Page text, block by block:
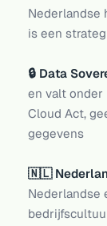
Nederlandse
is een
🔒 Data
en valt onder
Cloud Act,
gegevens
🇳🇱
Nederlandse